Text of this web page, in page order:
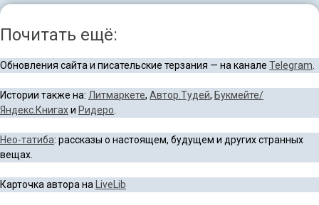
Почитать ещё:
Обновления сайта и писательские терзания — на канале Telegram
Истории также на: Литмаркете, Автор.Тудей, Букмейте/
Яндекс.Книгахи Ридеро
Нео-татиба: рассказы о настоящем, будущем и других странных
вещах.
Карточка автора на LiveLib